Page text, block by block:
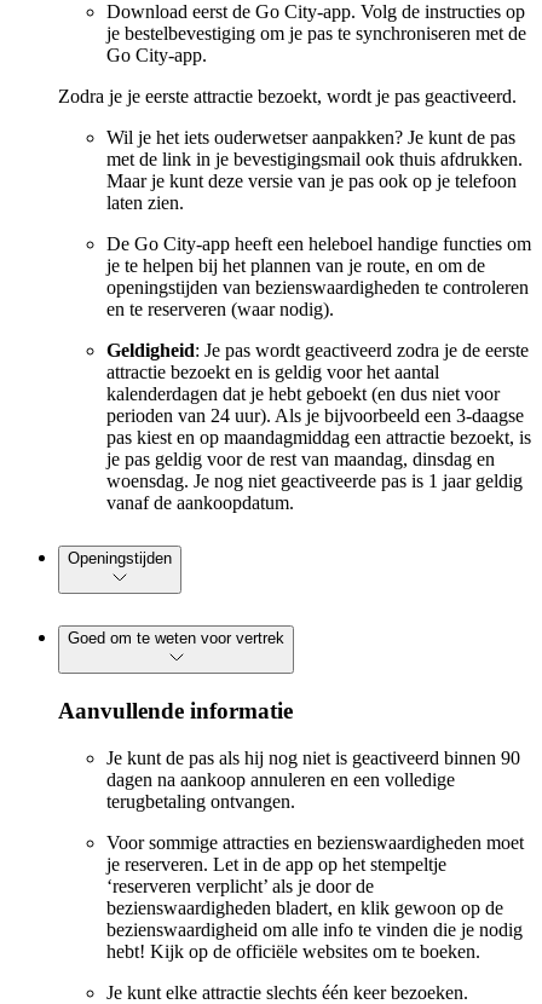
Download eerst de Go City-app. Volg de instructies op
je bestelbevestiging om je pas te synchroniseren met de
Go City-app.
Zodra je je eerste attractie bezoekt, wordt je pas geactiveerd.
Wil je het iets ouderwetser aanpakken? Je kunt de pas
met de link in je bevestigingsmail ook thuis afdrukken.
Maar je kunt deze versie van je pas ook op je telefoon
laten zien.
De Go City-app heeft een heleboel handige functies om
je te helpen bij het plannen van je route, en om de
openingstijden van bezienswaardigheden te controleren
en te reserveren (waar nodig).
Geldigheid: Je pas wordt geactiveerd zodra je de eerste
attractie bezoekt en is geldig voor het aantal
kalenderdagen dat je hebt geboekt (en dus niet voor
perioden van 24 uur). Als je bijvoorbeeld een 3-daagse
pas kiest en op maandagmiddag een attractie bezoekt, is
je pas geldig voor de rest van maandag, dinsdag en
woensdag. Je nog niet geactiveerde pas is 1 jaar geldig
vanaf de aankoopdatum.
Openingstijden
Goed om te weten voor vertrek
Aanvullende informatie
Je kunt de pas als hij nog niet is geactiveerd binnen 90
dagen na aankoop annuleren en een volledige
terugbetaling ontvangen.
Voor sommige attracties en bezienswaardigheden moet
je reserveren. Let in de app op het stempeltje
‘reserveren verplicht’ als je door de
bezienswaardigheden bladert, en klik gewoon op de
bezienswaardigheid om alle info te vinden die je nodig
hebt! Kijk op de officiële websites om te boeken.
Je kunt elke attractie slechts één keer bezoeken.